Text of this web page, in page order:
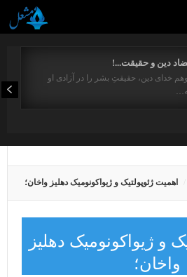
دین و حقیقت...!
خدای دین، حقیقتِ بشر را در آزادی او
اهمیت ژئوپولتیک و ژیواکونومیک دهلیز واخان؛
و ژیواکونومیک دهلیز
واخان؛